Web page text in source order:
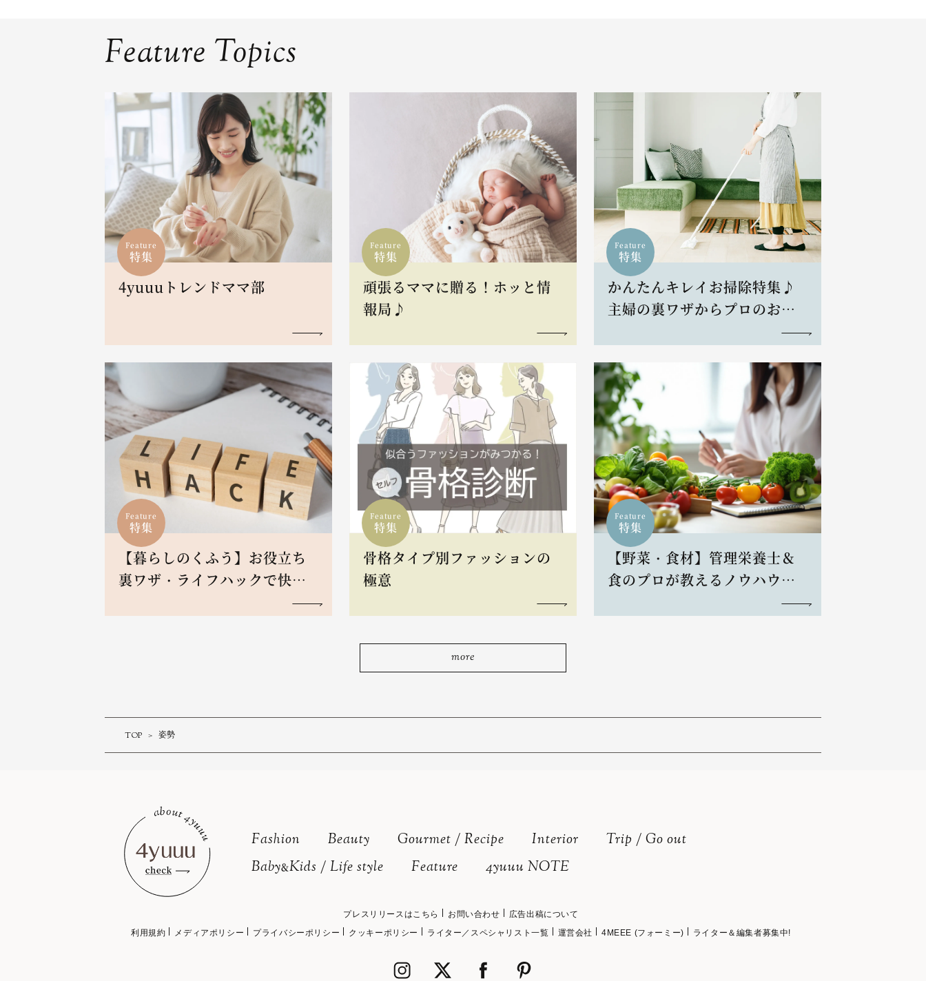
Feature Topics
Feature
特集
4yuuuトレンドママ部
Feature
特集
頑張るママに贈る！ホッと情
報局♪
Feature
特集
かんたんキレイお掃除特集♪
主婦の裏ワザからプロのお掃
Feature
特集
【暮らしのくふう】お役立ち
裏ワザ・ライフハックで快適L
Feature
特集
骨格タイプ別ファッションの
極意
Feature
特集
【野菜・食材】管理栄養士＆
食のプロが教えるノウハウと
more
TOP 姿勢
Fashion Beauty Gourmet / Recipe Interior
Trip / Go out
Baby&Kids / Life style Feature 4yuuu NOTE
プレスリリースはこちら お問い合わせ
広告出稿について
利用規約
メディアポリシー プライバシーポリシー クッキーポリシー ライター／スペシャリスト一覧 運営会社 4MEEE (フォーミー) ライター＆編集者募集中!